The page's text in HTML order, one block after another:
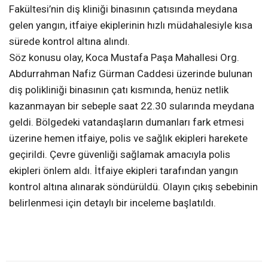
Fakültesi’nin diş kliniği binasının çatısında meydana
gelen yangın, itfaiye ekiplerinin hızlı müdahalesiyle kısa
sürede kontrol altına alındı.
Söz konusu olay, Koca Mustafa Paşa Mahallesi Org.
Abdurrahman Nafiz Gürman Caddesi üzerinde bulunan
diş polikliniği binasının çatı kısmında, henüz netlik
kazanmayan bir sebeple saat 22.30 sularında meydana
geldi. Bölgedeki vatandaşların dumanları fark etmesi
üzerine hemen itfaiye, polis ve sağlık ekipleri harekete
geçirildi. Çevre güvenliği sağlamak amacıyla polis
ekipleri önlem aldı. İtfaiye ekipleri tarafından yangın
kontrol altına alınarak söndürüldü. Olayın çıkış sebebinin
belirlenmesi için detaylı bir inceleme başlatıldı.